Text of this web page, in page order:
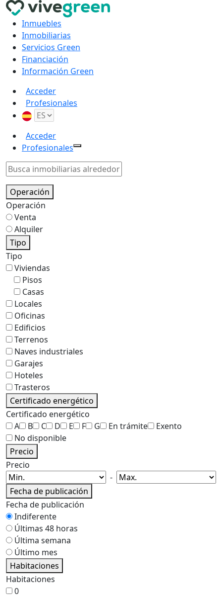
Inmuebles
Inmobiliarias
Servicios Green
Financiación
Información Green
Acceder
Profesionales
Acceder
Profesionales
Operación
Operación
Venta
Alquiler
Tipo
Tipo
Viviendas
Pisos
Casas
Locales
Oficinas
Edificios
Terrenos
Naves industriales
Garajes
Hoteles
Trasteros
Certificado energético
Certificado energético
A
B C D E F G En trámite
Exento
No disponible
Precio
Precio
-
Fecha de publicación
Fecha de publicación
Indiferente
Últimas 48 horas
Última semana
Último mes
Habitaciones
Habitaciones
0